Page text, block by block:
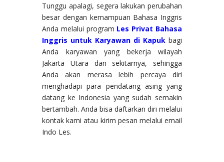
Tunggu apalagi, segera lakukan perubahan
besar dengan kemampuan Bahasa Inggris
Anda melalui program Les Privat Bahasa
Inggris untuk Karyawan di Kapuk bagi
Anda karyawan yang bekerja wilayah
Jakarta Utara dan sekitarnya, sehingga
Anda akan merasa lebih percaya diri
menghadapi para pendatang asing yang
datang ke Indonesia yang sudah semakin
bertambah. Anda bisa daftarkan diri melalui
kontak kami atau kirim pesan melalui email
Indo Les.